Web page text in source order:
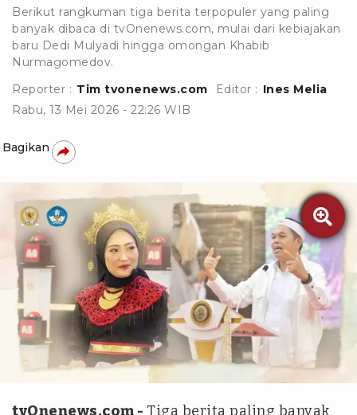
Berikut rangkuman tiga berita terpopuler yang paling
banyak dibaca di tvOnenews.com, mulai dari kebiajakan
baru Dedi Mulyadi hingga omongan Khabib
Nurmagomedov.
Reporter : Tim tvonenews.com Editor : Ines Melia
Rabu, 13 Mei 2026 - 22:26 WIB
Bagikan

YouTube/MPRGOID | jabarprov.go.id
tvOnenews.com - Tiga berita paling banyak